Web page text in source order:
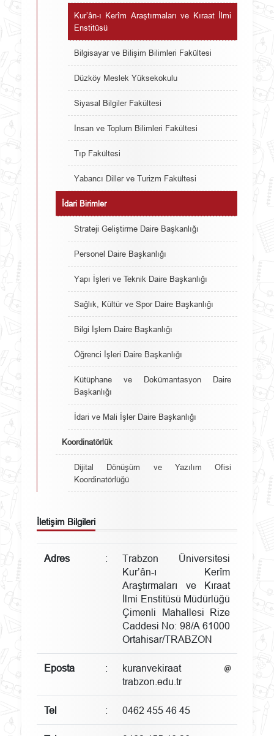
Kur’ân-ı Kerîm Araştırmaları ve Kıraat İlmi
Enstitüsü
Bilgisayar ve Bilişim Bilimleri Fakültesi
Düzköy Meslek Yüksekokulu
Siyasal Bilgiler Fakültesi
İnsan ve Toplum Bilimleri Fakültesi
Tıp Fakültesi
Yabancı Diller ve Turizm Fakültesi
İdari Birimler
Strateji Geliştirme Daire Başkanlığı
Personel Daire Başkanlığı
Yapı İşleri ve Teknik Daire Başkanlığı
Sağlık, Kültür ve Spor Daire Başkanlığı
Bilgi İşlem Daire Başkanlığı
Öğrenci İşleri Daire Başkanlığı
Kütüphane ve Dokümantasyon Daire
Başkanlığı
İdari ve Mali İşler Daire Başkanlığı
Koordinatörlük
Dijital Dönüşüm ve Yazılım Ofisi
Koordinatörlüğü
İletişim Bilgileri
Adres :
Trabzon Üniversitesi
Kur’ân-ı Kerîm
Araştırmaları ve Kıraat
İlmi Enstitüsü Müdürlüğü
Çimenli Mahallesi Rize
Caddesi No: 98/A 61000
Ortahisar/TRABZON
Eposta :
kuranvekiraat
trabzon.edu.tr
Tel : 0462 455 46 45